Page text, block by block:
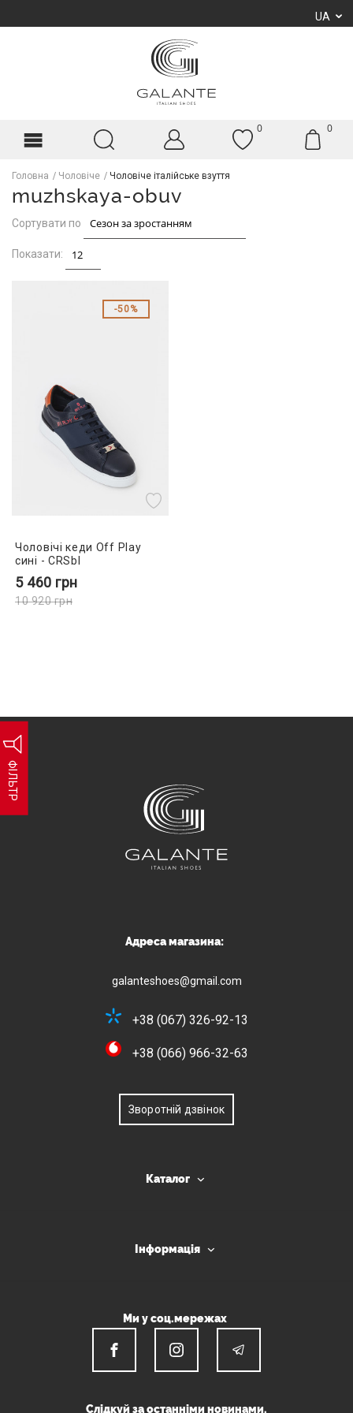
UA
0 0
Головна Чоловіче Чоловіче італійське взуття
muzhskaya-obuv
ФІЛЬТР
Сортувати по
Показати:
50%
Чоловічі кеди Off Play
сині - CRSbl
5 460 грн
10 920грн
Адреса магазина:
galanteshoes@gmail.com
+38 (067) 326-92-13
+38 (066) 966-32-63
Зворотній дзвінок
Каталог
Інформація
Ми у соц.мережах
Слідкуй за останніми новинами.